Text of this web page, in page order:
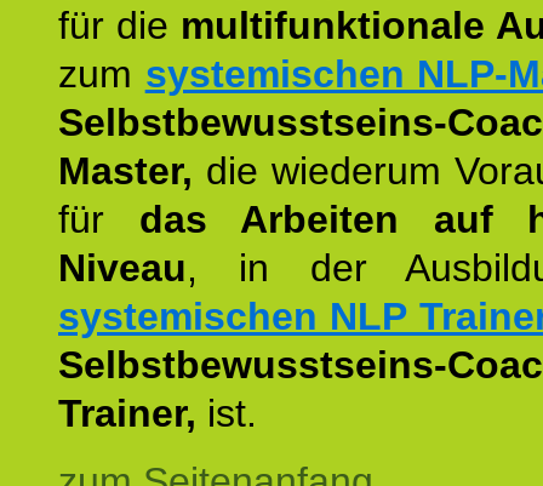
für die multifunktionale
zum systemischen NLP-
Selbstbewusstseins-
Master, die wiederum
für das Arbeiten auf
Niveau, in der
systemischen NLP
Selbstbewusstseins-
Trainer, ist.